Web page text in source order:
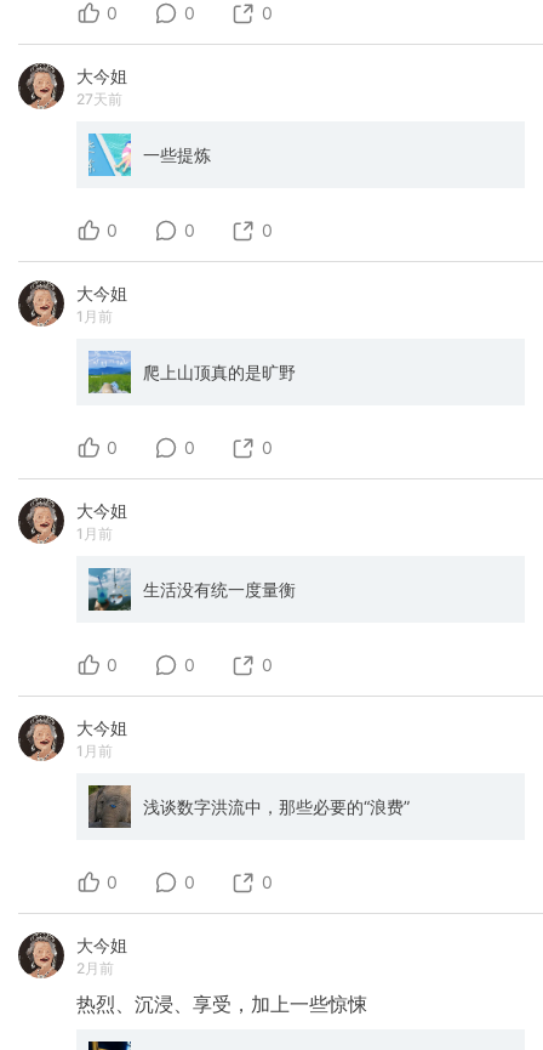
0 0 0
大今姐
27天前
一些提炼
0 0 0
大今姐
1月前
爬上山顶真的是旷野
0 0 0
大今姐
1月前
生活没有统一度量衡
0 0 0
大今姐
1月前
浅谈数字洪流中，那些必要的“浪费”
0 0 0
大今姐
2月前
热烈、沉浸、享受，加上一些惊悚